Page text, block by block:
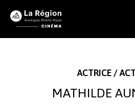
ACTRICE /
MATHILDE